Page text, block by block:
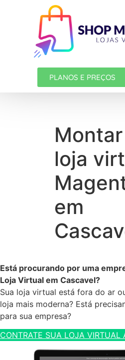
PLANOS E PREÇOS
Montar
loja
em
Está procurando por uma
Loja Virtual em Cascavel?
Sua loja virtual está fora do ar
loja mais moderna? Está
para sua empresa?
CONTRATE SUA LOJA VIRTUAL